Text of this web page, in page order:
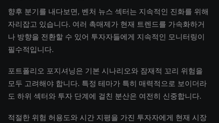
향후 분기를 내다보면, 벤처 뉴스 섹터는 지속적인 진화를 위해
자리잡고 있습니다. 여러 촉매제가 현재 트렌드를 가속화하거
나 방향을 전환할 수 있어 투자자들에게 지속적인 모니터링이
필수적입니다.
포트폴리오 포지셔닝은 기본 시나리오와 잠재적 꼬리 위험을
모두 고려해야 합니다. 특정 테마가 특히 매력적으로 보이더라
도 하위 섹터와 투자 단계에 걸친 분산은 여전히 신중합니다.
적절한 위험 허용도와 시간 지평을 가진 투자자에게 현재 시장